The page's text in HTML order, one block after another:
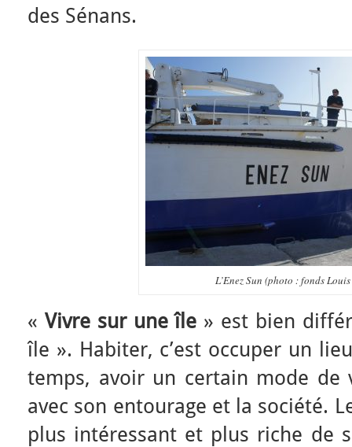
des Sénans.
L’Enez Sun (photo : fonds
« Vivre sur une île » est bien
île ». Habiter, c’est occuper un
temps, avoir un certain mode de
avec son entourage et la société.
plus intéressant et plus riche de